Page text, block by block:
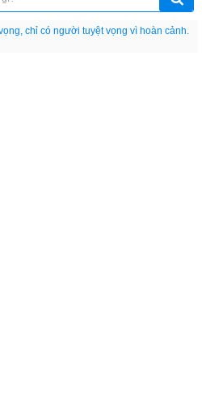
dù đi vạn dặm đường cũng chỉ là anh đưa